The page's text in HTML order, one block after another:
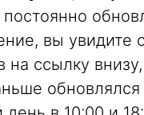
постоянно
вы увидите
ссылку